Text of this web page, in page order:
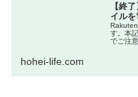
【終
イルを
す。本
でご注
hohei-life.com